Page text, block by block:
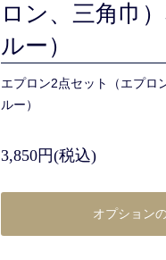
ロン、三角巾
ルー）
エプロン2点セット（エプロ
ルー）
3,850円(税込)
オプション